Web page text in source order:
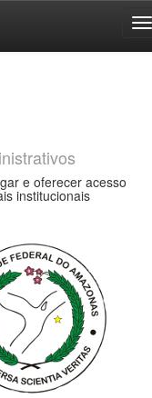
e oferecer acesso
institucionais